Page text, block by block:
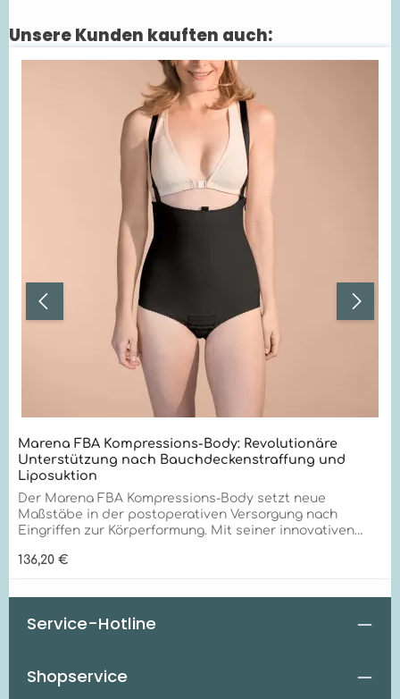
Produktgalerie überspringen
Unsere Kunden kauften auch:
Marena FBA Kompressions-Body: Revolutionäre
Unterstützung nach Bauchdeckenstraffung und
Liposuktion
Der Marena FBA Kompressions-Body setzt neue
Maßstäbe in der postoperativen Versorgung nach
Eingriffen zur Körperformung. Mit seiner innovativen
Qualitätsmerkmalen bietet er unübertroffene
Unterstützung für Bauch, Rücken und Hüften. Optimale
Unterstützung für Taillendefinition und Rückenformung
für: Nachsorge nach Bauchdeckenstraffung
Gezielte Rückenformung Effektive Hüftkonturierung
Regulärer Preis:
136,20 €
Service-Hotline
Shopservice